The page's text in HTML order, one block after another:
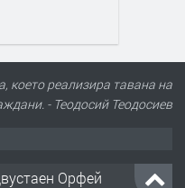
което реализира тавана на
- Теодосий Теодосиев
на ул. Липа до